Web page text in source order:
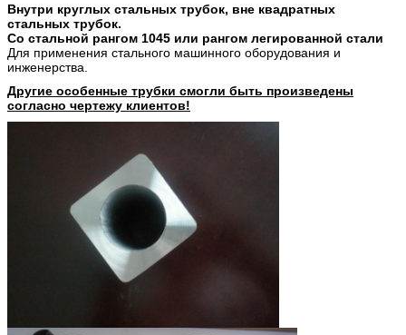
Внутри круглых стальных трубок, вне квадратных
стальных трубок.
Со стальной рангом 1045 или рангом легированной стали
Для применения стального машинного оборудования и
инженерства.
Другие особенные трубки смогли быть произведены
согласно чертежу клиентов!